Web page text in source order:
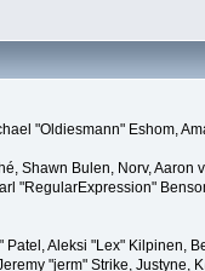
"Oldiesmann" Eshom,
Shawn Bulen, Norv,
"RegularExpression"
Aleksi "Lex" Kilpinen,
"jerm" Strike,